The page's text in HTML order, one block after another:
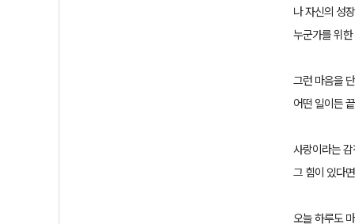
나 자신의 성
누군가를 위
그런 마음을
어떤 일이든
사랑이라는
그 힘이 있다면
오늘 하루도